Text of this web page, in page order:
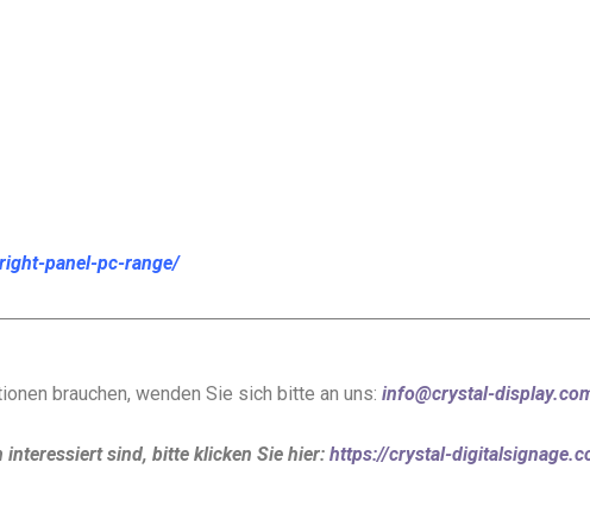
panel-pc-range/
brauchen, wenden Sie sich bitte an uns: info@crystal-
interessiert sind, bitte klicken Sie hier: https://crystal-